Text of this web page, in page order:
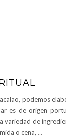
podemos
es de origen
de
o cena, …